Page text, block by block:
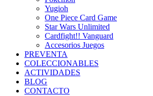
Yugioh
One Piece Card Game
Star Wars Unlimited
Cardfight!! Vanguard
Accesorios Juegos
PREVENTA
COLECCIONABLES
ACTIVIDADES
BLOG
CONTACTO